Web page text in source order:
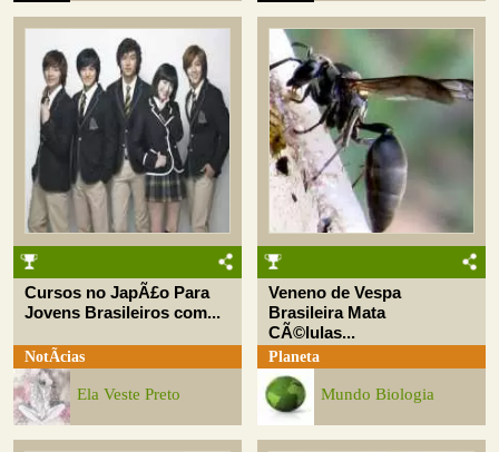
Cursos no JapÃ£o Para
Jovens Brasileiros com...
NotÃ­cias
Ela Veste Preto
Veneno de Vespa
Brasileira Mata
CÃ©lulas...
Planeta
Mundo Biologia